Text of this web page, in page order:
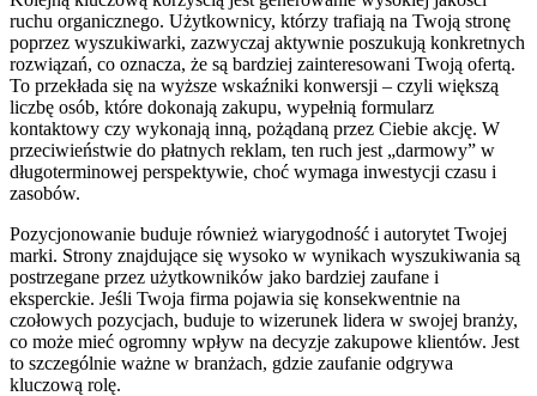
ruchu organicznego. Użytkownicy, którzy trafiają na Twoją stronę
poprzez wyszukiwarki, zazwyczaj aktywnie poszukują konkretnych
rozwiązań, co oznacza, że są bardziej zainteresowani Twoją ofertą.
To przekłada się na wyższe wskaźniki konwersji – czyli większą
liczbę osób, które dokonają zakupu, wypełnią formularz
kontaktowy czy wykonają inną, pożądaną przez Ciebie akcję. W
przeciwieństwie do płatnych reklam, ten ruch jest „darmowy” w
długoterminowej perspektywie, choć wymaga inwestycji czasu i
zasobów.
Pozycjonowanie buduje również wiarygodność i autorytet Twojej
marki. Strony znajdujące się wysoko w wynikach wyszukiwania są
postrzegane przez użytkowników jako bardziej zaufane i
eksperckie. Jeśli Twoja firma pojawia się konsekwentnie na
czołowych pozycjach, buduje to wizerunek lidera w swojej branży,
co może mieć ogromny wpływ na decyzje zakupowe klientów. Jest
to szczególnie ważne w branżach, gdzie zaufanie odgrywa
kluczową rolę.